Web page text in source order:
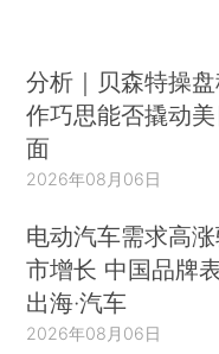
除满足基本的住
已然成为新中产个
现。我是什么样的
9月，家具及室内装饰品消费
断满足消费者对家居品质的需
分析｜贝森特操
作巧思能否撬动
面
2026年08月06日
电动汽车需求高
市增长 中国品牌
出海·汽车
2026年08月06日